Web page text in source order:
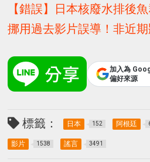
【錯誤】日本核廢水排後
挪用過去影片誤導！非近
加入為
偏好來源
標籤： 日本 152 阿根廷
影片 1538 謠言 3491